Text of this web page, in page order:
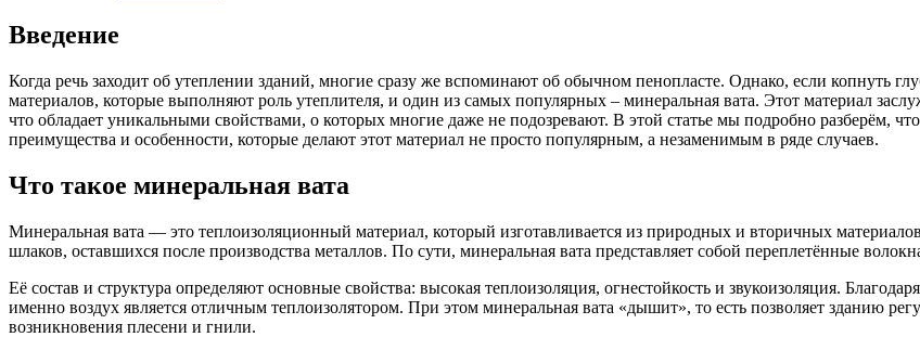
Введение
Когда речь заходит об утеплении зданий, многие сразу же вспоминают об обычном пенопласте. Однако, если копнуть
материалов, которые выполняют роль утеплителя, и один из самых популярных – минеральная вата. Этот материал
что обладает уникальными свойствами, о которых многие даже не подозревают. В этой статье мы подробно разберём,
преимущества и особенности, которые делают этот материал не просто популярным, а незаменимым в ряде случаев.
Что такое минеральная вата
Минеральная вата — это теплоизоляционный материал, который изготавливается из природных и вторичных
шлаков, оставшихся после производства металлов. По сути, минеральная вата представляет собой переплетённые
Её состав и структура определяют основные свойства: высокая теплоизоляция, огнестойкость и звукоизоляция.
именно воздух является отличным теплоизолятором. При этом минеральная вата «дышит», то есть позволяет зданию
возникновения плесени и гнили.